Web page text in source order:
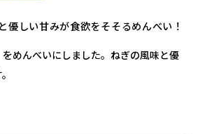
優しい甘みが食欲をそそるめんべい！
めんべいにしました。ねぎの風味と優